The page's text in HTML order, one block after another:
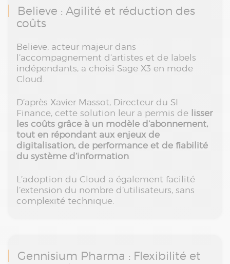
Believe : Agilité et réduction des
coûts
Believe, acteur majeur dans
l’accompagnement d’artistes et de labels
indépendants, a choisi Sage X3 en mode
Cloud.
D’après Xavier Massot, Directeur du SI
Finance, cette solution leur a permis de lisser
les coûts grâce à un modèle d’abonnement,
tout en répondant aux enjeux de
digitalisation, de performance et de fiabilité
du système d’information.
L’adoption du Cloud a également facilité
l’extension du nombre d’utilisateurs, sans
complexité technique.
Gennisium Pharma : Flexibilité et